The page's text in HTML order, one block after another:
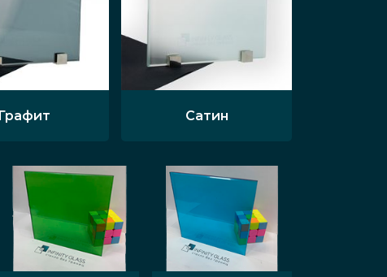
Графит Сатин